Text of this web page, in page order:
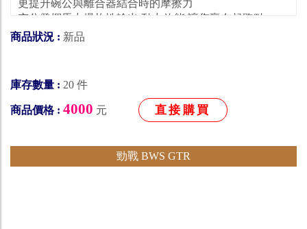
更提升碗公與離合器結合時的摩擦力
充分發揮馬力爆炸性輸出 動力效能 讓您贏在起跑點
解決您碗公離合器打滑 起步抖動 中尾速沒力等問題
商品狀況 : 新品
庫存數量 : 20 件
商品價格 : 4000 元 直接購買
勁戰 BWS GTR